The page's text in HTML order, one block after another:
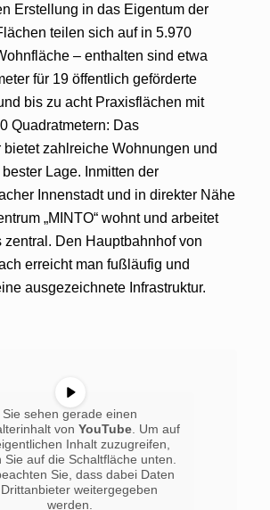
Erstellung in das Eigentum der
teilen sich auf in 5.970
– enthalten sind etwa
für 19 öffentlich geförderte
bis zu acht Praxisflächen mit
Quadratmetern: Das
zahlreiche Wohnungen und
Lage. Inmitten der
Innenstadt und in direkter Nähe
„MINTO“ wohnt und arbeitet
zentral. Den Hauptbahnhof von
erreicht man fußläufig und
ausgezeichnete Infrastruktur.
Sie sehen gerade einen
von YouTube. Um auf
Inhalt zuzugreifen,
Sie auf die Schaltfläche unten.
Sie, dass dabei Daten
weitergegeben
werden.